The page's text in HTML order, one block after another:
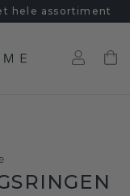
hele assortiment